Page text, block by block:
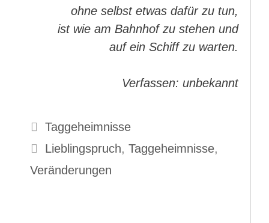
ohne selbst etwas dafür zu tun,
ist wie am Bahnhof zu stehen und
auf ein Schiff zu warten.
Verfassen: unbekannt
Kategorien
Taggeheimnisse
Schlagwörter
Lieblingspruch, Taggeheimnisse,
Veränderungen